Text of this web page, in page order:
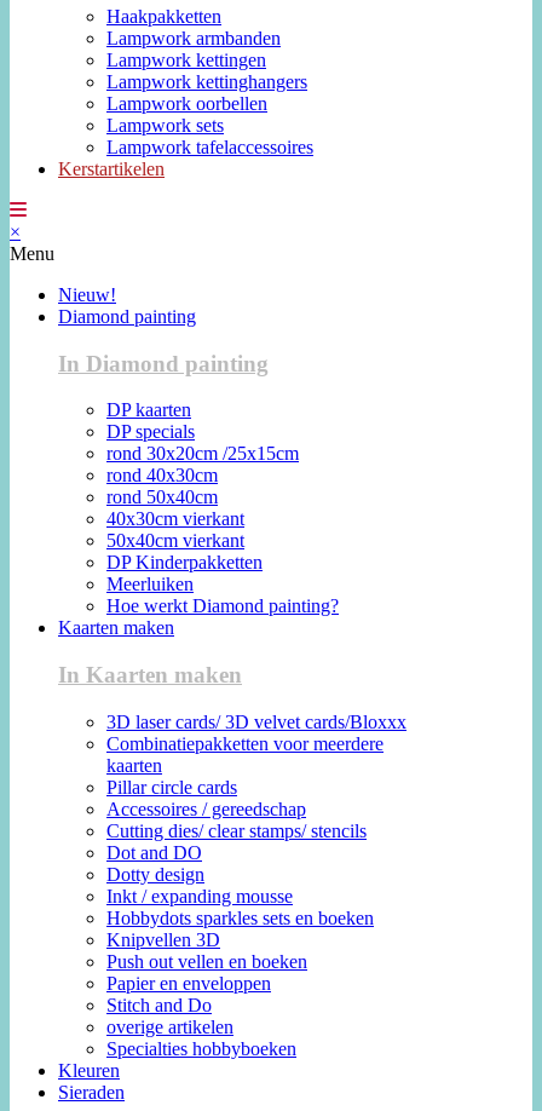
Haakpakketten
Lampwork armbanden
Lampwork kettingen
Lampwork kettinghangers
Lampwork oorbellen
Lampwork sets
Lampwork tafelaccessoires
Kerstartikelen
×
Menu
Nieuw!
Diamond painting
In Diamond painting
DP kaarten
DP specials
rond 30x20cm /25x15cm
rond 40x30cm
rond 50x40cm
40x30cm vierkant
50x40cm vierkant
DP Kinderpakketten
Meerluiken
Hoe werkt Diamond painting?
Kaarten maken
In Kaarten maken
3D laser cards/ 3D velvet cards/Bloxxx
Combinatiepakketten voor meerdere
kaarten
Pillar circle cards
Accessoires / gereedschap
Cutting dies/ clear stamps/ stencils
Dot and DO
Dotty design
Inkt / expanding mousse
Hobbydots sparkles sets en boeken
Knipvellen 3D
Push out vellen en boeken
Papier en enveloppen
Stitch and Do
overige artikelen
Specialties hobbyboeken
Kleuren
Sieraden